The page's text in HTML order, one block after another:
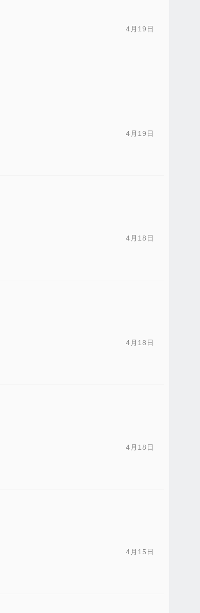
4月19日
4月19日
4月18日
4月18日
4月18日
4月15日